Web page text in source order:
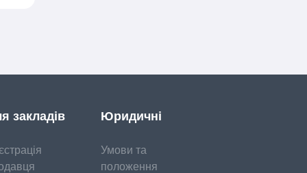
закладів Юридичні
Умови та
положення